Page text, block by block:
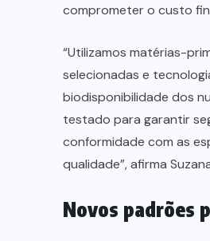
comprometer o custo
“Utilizamos matérias-
selecionadas e
biodisponibilidade dos
testado para garantir
conformidade com as
qualidade”, afirma
Novos padrões